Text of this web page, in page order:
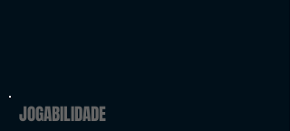
JOGABILIDADE